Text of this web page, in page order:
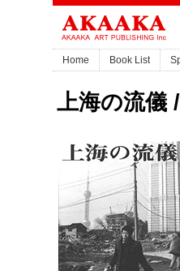
Home Book List
上海の流儀